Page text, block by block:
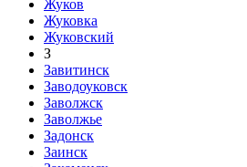
Жуков
Жуковка
Жуковский
З
Завитинск
Заводоуковск
Заволжск
Заволжье
Задонск
Заинск